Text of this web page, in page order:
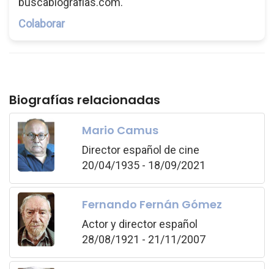
Colaborar
Biografías relacionadas
Mario Camus
Director español de cine
20/04/1935 - 18/09/2021
Fernando Fernán Gómez
Actor y director español
28/08/1921 - 21/11/2007